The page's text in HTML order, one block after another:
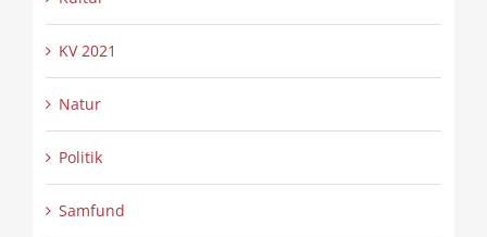
KV 2021
Natur
Politik
Samfund